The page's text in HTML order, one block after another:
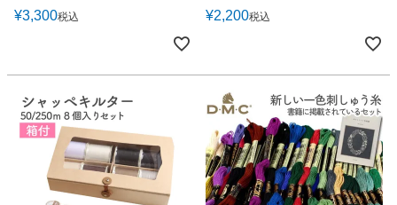
¥3,300税込 ¥2,200税込